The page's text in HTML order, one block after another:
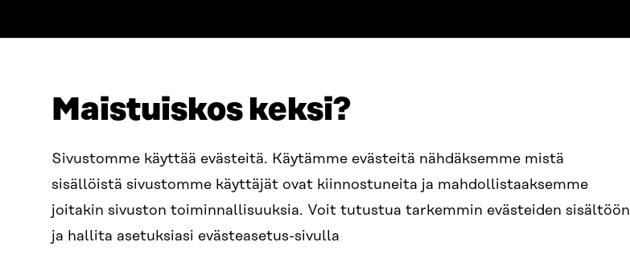
Maistuiskos keksi?
Sivustomme käyttää evästeitä. Käytämme evästeitä nähdäksemme mistä
sisällöistä sivustomme käyttäjät ovat kiinnostuneita ja mahdollistaaksemme
joitakin sivuston toiminnallisuuksia. Voit tutustua tarkemmin evästeiden sisältöön
ja hallita asetuksiasi evästeasetus-sivulla
Itämerenkatu 11-13, PL 160,
00181 Helsinki
Saapumisohjeet
Y-TUNNUS
+358 294 618 991
SÄHKÖPOSTI
etunimi.sukunimi@sitra.fi